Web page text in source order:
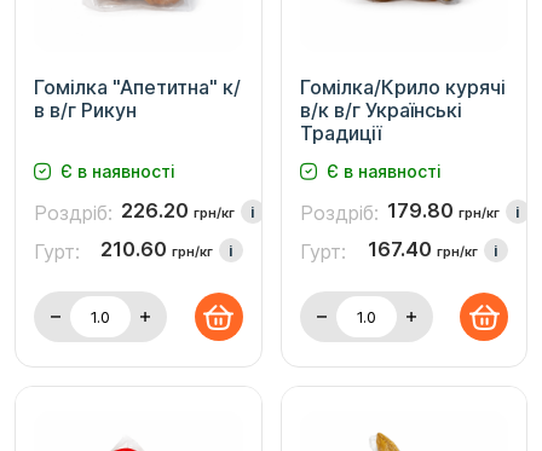
Гомілка "Апетитна" к/
в в/г Рикун
Є в наявності
Роздріб: 226.20 грн/кг i
Гурт: 210.60 грн/кг i
Гомілка/Крило курячі
в/к в/г Українські
Традиції
Є в наявності
Роздріб: 179.80 грн/кг i
Гурт: 167.40 грн/кг i